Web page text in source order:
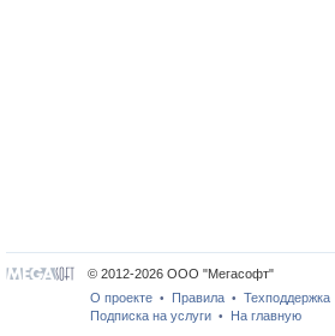
© 2012-2026 ООО "Мегасофт"
О проекте • Правила • Техподдержка
Подписка на услуги • На главную